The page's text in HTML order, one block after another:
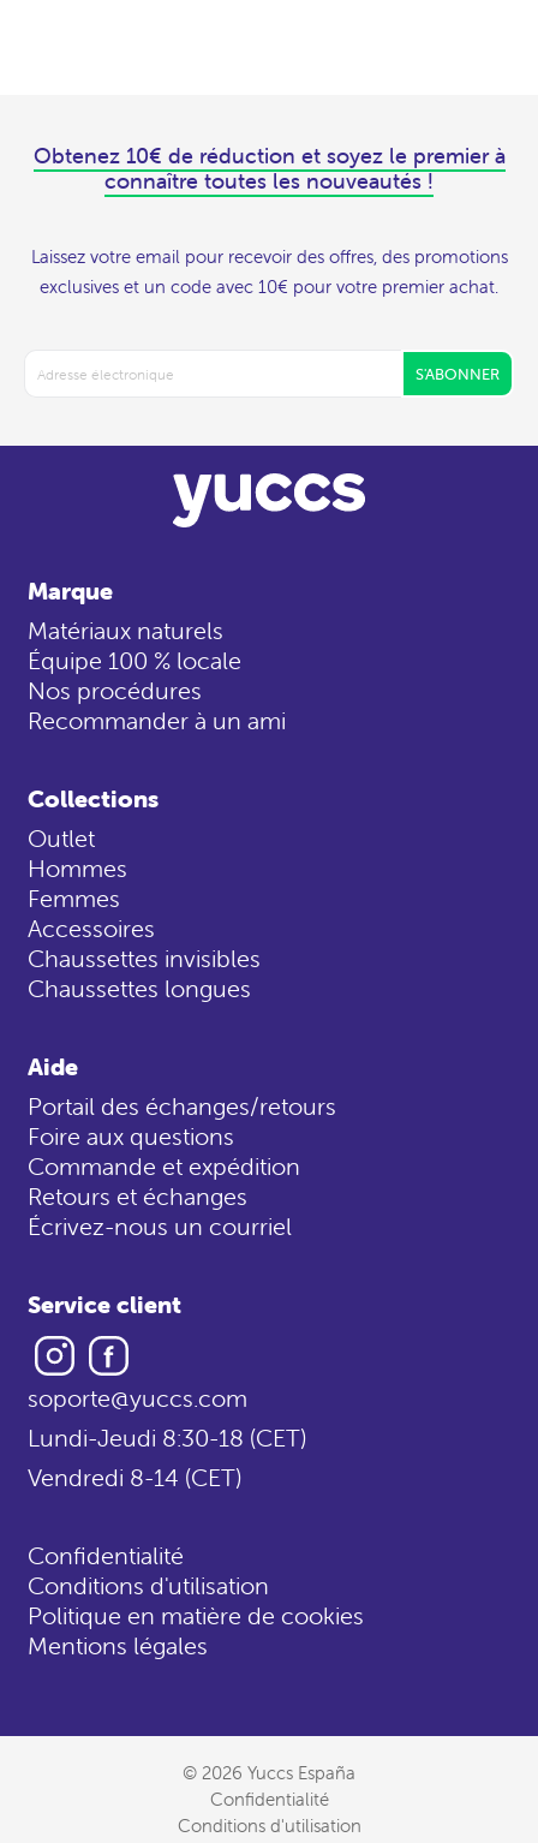
Obtenez 10€ de réduction et soyez le premier à
connaître toutes les nouveautés !
Laissez votre email pour recevoir des offres, des promotions
exclusives et un code avec 10€ pour votre premier achat.
S'ABONNER
Marque
Matériaux naturels
Équipe 100 % locale
Nos procédures
Recommander à un ami
Collections
Outlet
Hommes
Femmes
Accessoires
Chaussettes invisibles
Chaussettes longues
Aide
Portail des échanges/retours
Foire aux questions
Commande et expédition
Retours et échanges
Écrivez-nous un courriel
Service client
Instagram
soporte@yuccs.com
Lundi-Jeudi 8:30-18 (CET)
Vendredi 8-14 (CET)
Confidentialité
Conditions d'utilisation
Politique en matière de cookies
Mentions légales
© 2026 Yuccs España
Confidentialité
Conditions d'utilisation